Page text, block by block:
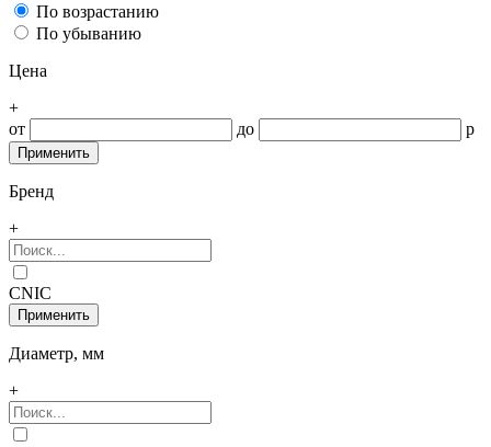
По возрастанию
По убыванию
Цена
+
от
до р
Бренд
+
CNIC
Диаметр, мм
+